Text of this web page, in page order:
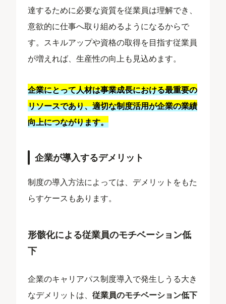
達するために必要な資質を従業員は理解でき、
意欲的に仕事へ取り組めるようになるからで
す。スキルアップや資格の取得を目指す従業員
が増えれば、生産性の向上も見込めます。
企業にとって人材は事業成長における最重要の
リソースであり、適切な制度活用が企業の業績
向上につながります。
企業が導入するデメリット
制度の導入方法によっては、デメリットをもた
らすケースもあります。
形骸化による従業員のモチベーション低
下
企業のキャリアパス制度導入で発生しうる大き
なデメリットは、従業員のモチベーション低下